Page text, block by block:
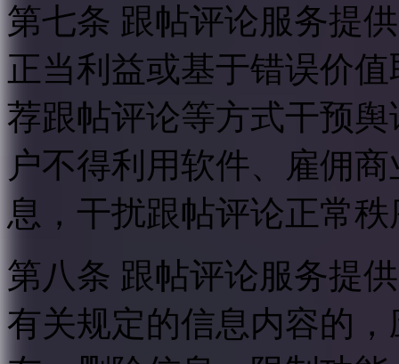
第七条 跟帖评论服务提
正当利益或基于错误价
荐跟帖评论等方式干预
户不得利用软件、雇佣
息，干扰跟帖评论正常
第八条 跟帖评论服务提
有关规定的信息内容的